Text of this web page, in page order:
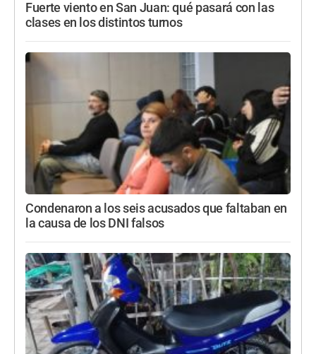
Fuerte viento en San Juan: qué pasará con las
clases en los distintos turnos
Condenaron a los seis acusados que faltaban en
la causa de los DNI falsos